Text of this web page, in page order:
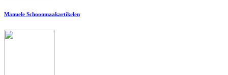
Manuele Schoonmaakartikelen